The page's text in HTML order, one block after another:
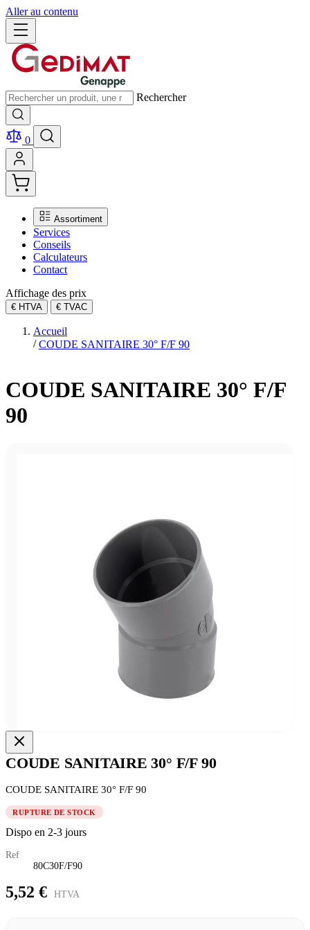
Aller au contenu
Rechercher
0
Assortiment
Services
Conseils
Calculateurs
Contact
Affichage des prix
€ HTVA € TVAC
Accueil
/ COUDE SANITAIRE 30° F/F 90
COUDE SANITAIRE 30° F/F
90
COUDE SANITAIRE 30° F/F 90
COUDE SANITAIRE 30° F/F 90
RUPTURE DE STOCK
Dispo en 2-3 jours
Ref
80C30F/F90
5,52 € HTVA